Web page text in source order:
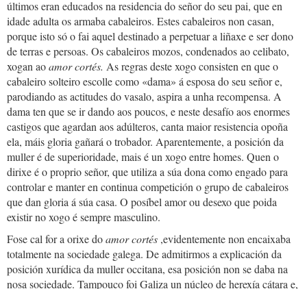
últimos eran educados na residencia do señor do seu pai, que en
idade adulta os armaba cabaleiros. Estes cabaleiros non casan,
porque isto só o fai aquel destinado a perpetuar a liñaxe e ser dono
de terras e persoas. Os cabaleiros mozos, condenados ao celibato,
xogan aoamor cortés. As regras deste xogo consisten en que o
cabaleiro solteiro escolle como «dama» á esposa do seu señor e,
parodiando as actitudes do vasalo, aspira a unha recompensa. A
dama ten que se ir dando aos poucos, e neste desafío aos enormes
castigos que agardan aos adúlteros, canta maior resistencia opoña
ela, máis gloria gañará o trobador. Aparentemente, a posición da
muller é de superioridade, mais é un xogo entre homes. Quen o
dirixe é o proprio señor, que utiliza a súa dona como engado para
controlar e manter en continua competición o grupo de cabaleiros
que dan gloria á súa casa. O posíbel amor ou desexo que poida
existir no xogo é sempre masculino.
Fose cal for a orixe doamor cortés ,evidentemente non encaixaba
totalmente na sociedade galega. De admitirmos a explicación da
posición xurídica da muller occitana, esa posición non se daba na
nosa sociedade. Tampouco foi Galiza un núcleo de herexía cátara e,